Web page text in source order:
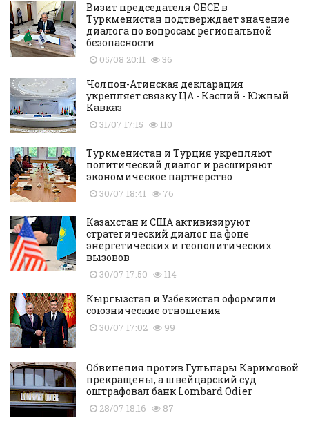
Визит председателя ОБСЕ в
Туркменистан подтверждает значение
диалога по вопросам региональной
безопасности
05/08 20:11 36
Чолпон-Атинская декларация
укрепляет связку ЦА - Каспий - Южный
Кавказ
31/07 17:15 110
Туркменистан и Турция укрепляют
политический диалог и расширяют
экономическое партнерство
30/07 18:41 76
Казахстан и США активизируют
стратегический диалог на фоне
энергетических и геополитических
вызовов
30/07 17:50 114
Кыргызстан и Узбекистан оформили
союзнические отношения
30/07 17:02 99
Обвинения против Гульнары Каримовой
прекращены, а швейцарский суд
оштрафовал банк Lombard Odier
28/07 18:16 87